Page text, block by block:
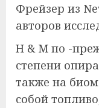
Фрейзер из
авторов
H & M по -
степени
также на
собой